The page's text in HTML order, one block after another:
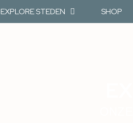
EXPLORE STEDEN SHOP